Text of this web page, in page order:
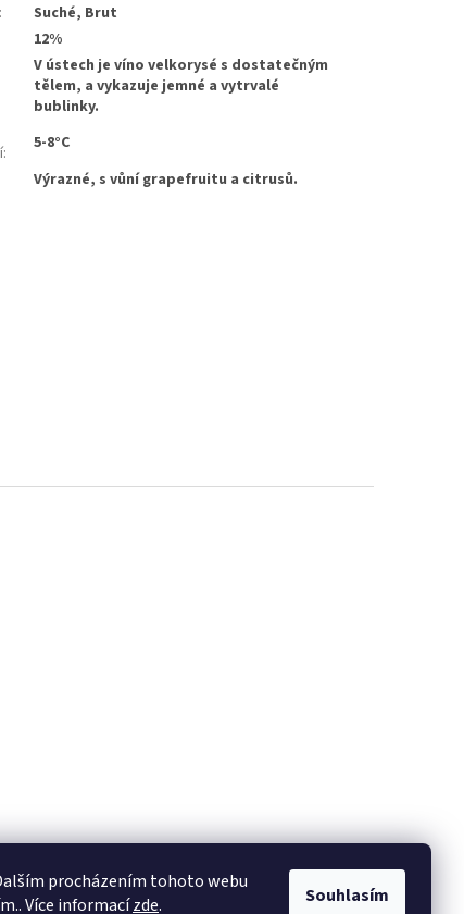
procházením tohoto webu
Více informacízde. Souhlasím
:
Suché, Brut
12%
V ústech je víno velkorysé s dostatečným
tělem, a vykazuje jemné a vytrvalé
bublinky.
:
5-8°C
Výrazné, s vůní grapefruitu a citrusů.